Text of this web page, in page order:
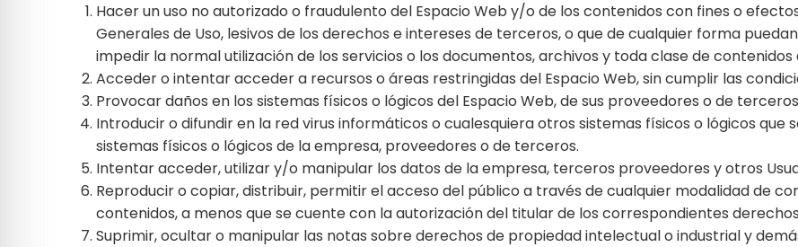
Hacer un uso no autorizado o fraudulento del Espacio Web y/o de los contenidos con fines o
Generales de Uso, lesivos de los derechos e intereses de terceros, o que de cualquier forma
impedir la normal utilización de los servicios o los documentos, archivos y toda clase de
Acceder o intentar acceder a recursos o áreas restringidas del Espacio Web, sin cumplir las
Provocar daños en los sistemas físicos o lógicos del Espacio Web, de sus proveedores o de
Introducir o difundir en la red virus informáticos o cualesquiera otros sistemas físicos o lógicos que
sistemas físicos o lógicos de la empresa, proveedores o de terceros.
Intentar acceder, utilizar y/o manipular los datos de la empresa, terceros proveedores y otros
Reproducir o copiar, distribuir, permitir el acceso del público a través de cualquier modalidad de
contenidos, a menos que se cuente con la autorización del titular de los correspondientes
Suprimir, ocultar o manipular las notas sobre derechos de propiedad intelectual o industrial y